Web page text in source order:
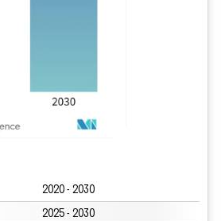
2020 - 2030
2025 - 2030